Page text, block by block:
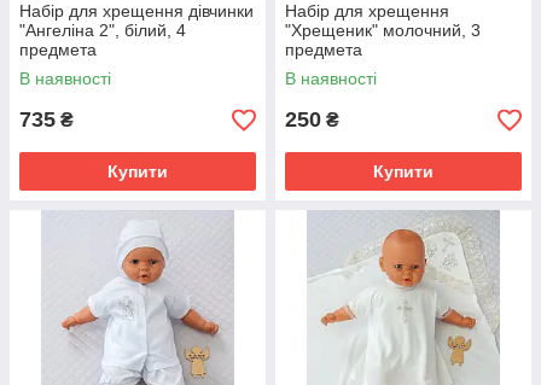
Набір для хрещення дівчинки
"Ангеліна 2", білий, 4
предмета
В наявності
735 ₴
Купити
Набір для хрещення
"Хрещеник" молочний, 3
предмета
В наявності
250 ₴
Купити